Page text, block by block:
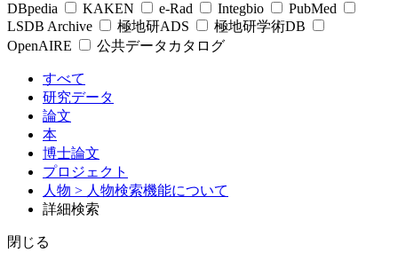
DBpedia
KAKEN e-Rad Integbio
PubMed
LSDB Archive
極地研ADS
極地研学術DB
OpenAIRE
公共データカタログ
すべて
研究データ
論文
本
博士論文
プロジェクト
人物 > 人物検索機能について
詳細検索
閉じる